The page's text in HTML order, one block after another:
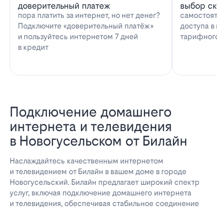
доверительный платеж
пора платить за интернет, но нет денег?
Подключите «доверительный платёж»
и пользуйтесь интернетом 7 дней
в кредит
выбор
доступа
Подключение домашнего
интернета и телевидения
в Новогусельском от Билайн
Наслаждайтесь качественным интернетом
и телевидением от Билайн в вашем доме в городе
Новогусельский. Билайн предлагает широкий спектр
услуг, включая подключение домашнего интернета
и телевидения, обеспечивая стабильное соединение